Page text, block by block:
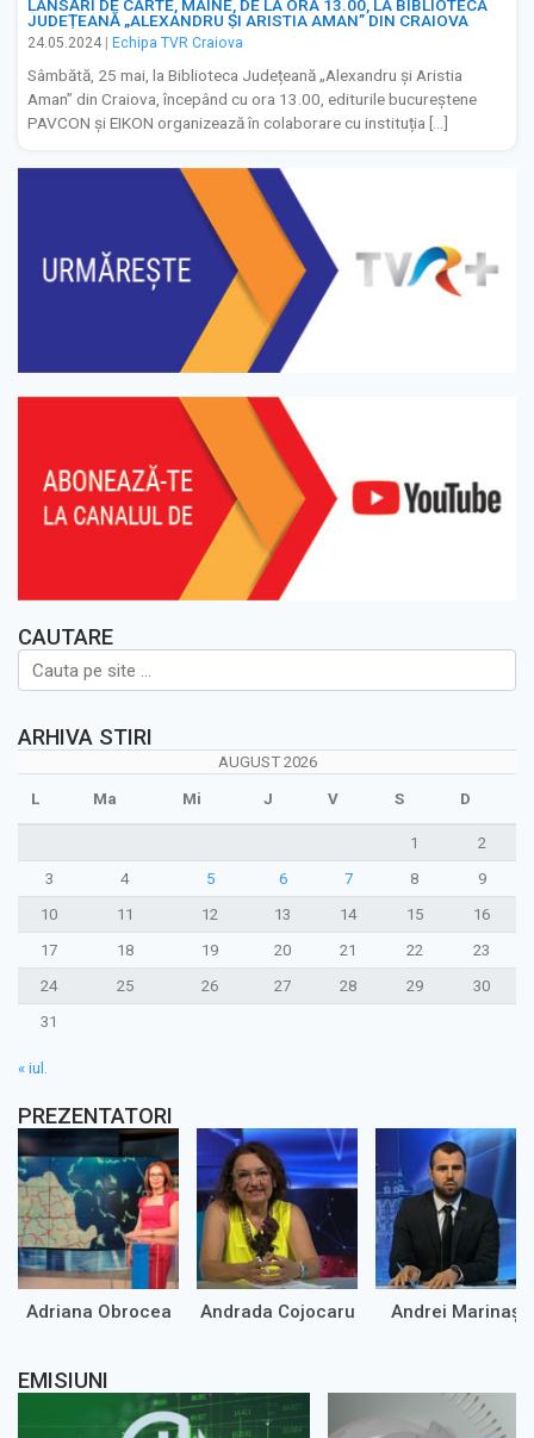
LANSĂRI DE CARTE, MÂINE, DE LA ORA 13.00, LA BIBLIOTECA
JUDEȚEANĂ „ALEXANDRU ȘI ARISTIA AMAN” DIN CRAIOVA
24.05.2024 Echipa TVR Craiova
Sâmbătă, 25 mai, la Biblioteca Județeană „Alexandru și Aristia
Aman” din Craiova, începând cu ora 13.00, editurile bucureștene
PAVCON și EIKON organizează în colaborare cu instituția […]
CAUTARE
ARHIVA STIRI
AUGUST 2026
L Ma Mi J V S D
1
2
3
4 5 6 7 8
9
10
11 12 13 14 15
16
17
18 19 20 21 22
23
24
25 26 27 28 29
30
31
« iul.
PREZENTATORI
Adriana Obrocea Andrada Cojocaru Andrei Marinaș
EMISIUNI